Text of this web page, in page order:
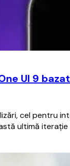
UI 9
cel pentru
ultimă